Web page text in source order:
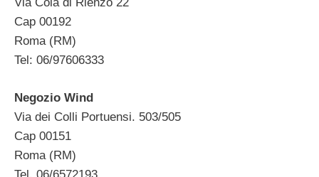
Cap 00192
Roma (RM)
Tel: 06/97606333
Negozio Wind
Via dei Colli Portuensi. 503/505
Cap 00151
Roma (RM)